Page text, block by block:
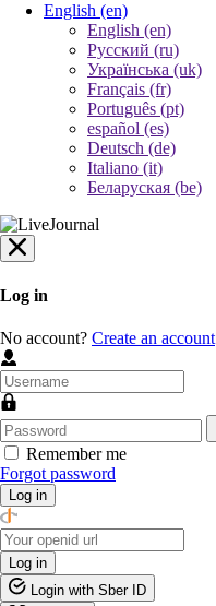
English (en)
English (en)
Русский (ru)
Українська (uk)
Français (fr)
Português (pt)
español (es)
Deutsch (de)
Italiano (it)
Беларуская (be)
Log in
No account? Create an account
Remember me
Forgot password
Log in
Log in
Login with Sber ID